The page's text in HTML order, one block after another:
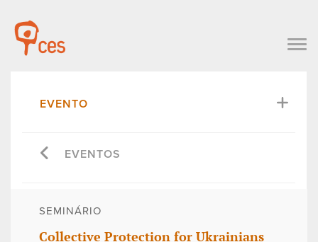
EVENTO
EVENTOS
SEMINÁRIO
Collective Protection for Ukrainians